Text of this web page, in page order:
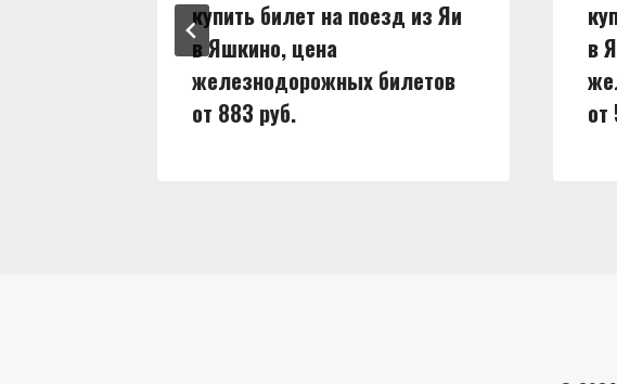
купить билет на поезд из Яи
в Яшкино, цена
железнодорожных билетов
от 883 руб.
в
от